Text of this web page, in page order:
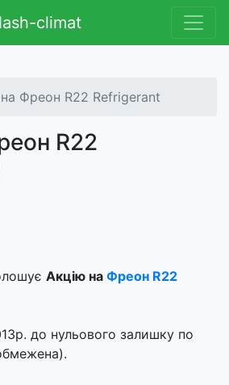
climat
на Фреон R22 Refrigerant
R22
Акцію на Фреон R22
до нульового залишку по